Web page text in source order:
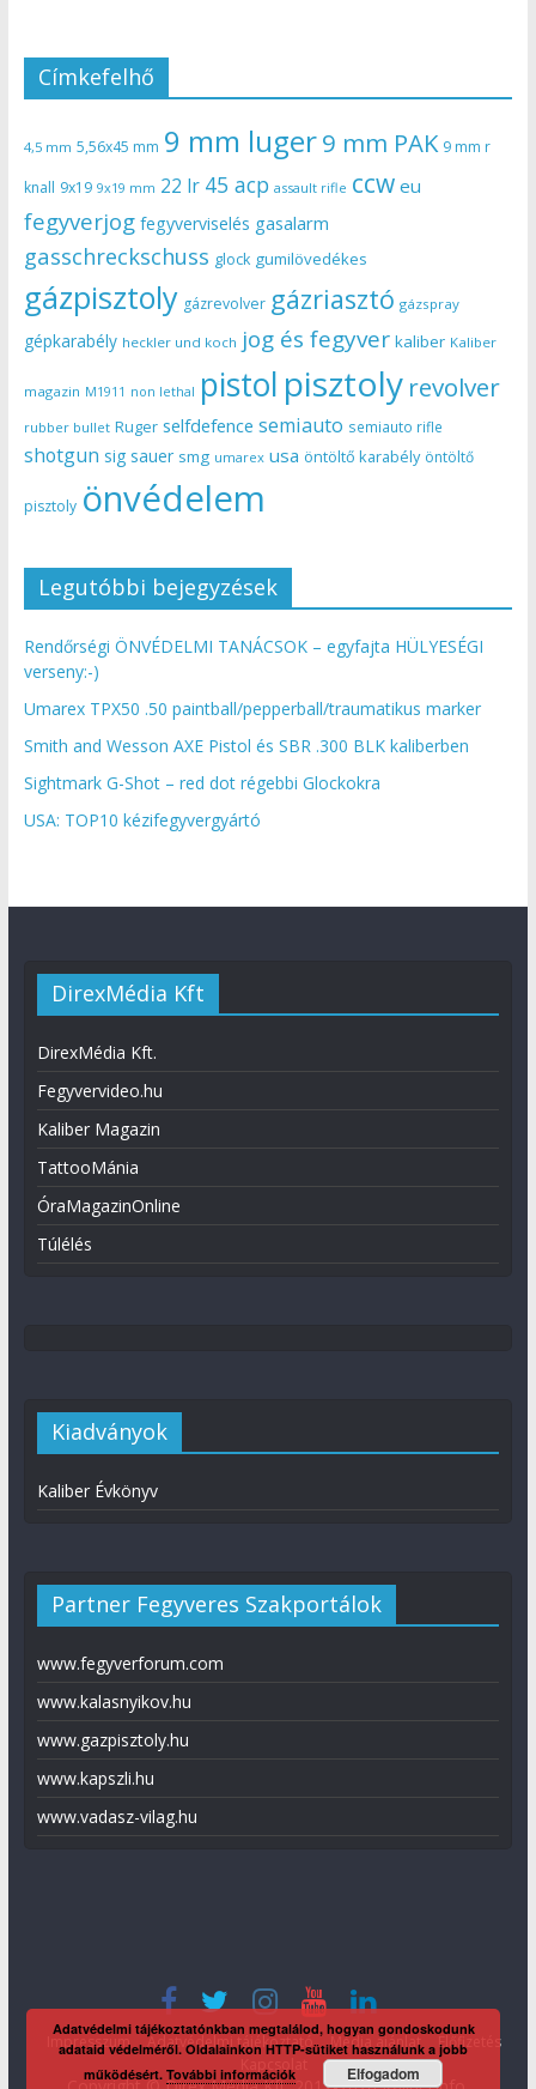
Címkefelhő
4,5 mm 5,56x45 mm 9 mm luger9 mm PAK 9 mm r
knall 9x19 9x19 mm 22 lr 45 acp assault rifle ccw eu
fegyverjog fegyverviselés gasalarm
gasschreckschuss glock gumilövedékes
gázpisztoly gázrevolver gázriasztó gázspray
gépkarabély heckler und koch jog és fegyver kaliber Kaliber
magazin M1911 non lethal pistol pisztoly revolver
rubber bullet Ruger selfdefence semiauto semiauto rifle
shotgun sig sauer smg umarex usa öntöltő karabély öntöltő
pisztoly önvédelem
Legutóbbi bejegyzések
Rendőrségi ÖNVÉDELMI TANÁCSOK – egyfajta HÜLYESÉGI
verseny:-)
Umarex TPX50 .50 paintball/pepperball/traumatikus marker
Smith and Wesson AXE Pistol és SBR .300 BLK kaliberben
Sightmark G-Shot – red dot régebbi Glockokra
USA: TOP10 kézifegyvergyártó
DirexMédia Kft
DirexMédia Kft.
Fegyvervideo.hu
Kaliber Magazin
TattooMánia
ÓraMagazinOnline
Túlélés
Kiadványok
Kaliber Évkönyv
Partner Fegyveres Szakportálok
www.fegyverforum.com
www.kalasnyikov.hu
www.gazpisztoly.hu
www.kapszli.hu
www.vadasz-vilag.hu
Impresszum Adatvédelmi tájékoztató Média ajánlat
Előfizetés
Kapcsolat
Adatvédelmi tájékoztatónkban megtalálod, hogyan gondoskodunk
adataid védelméről. Oldalainkon HTTP-sütiket használunk a jobb
működésért.További információk Elfogadom